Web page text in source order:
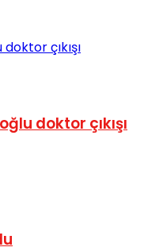
doktor çıkışı